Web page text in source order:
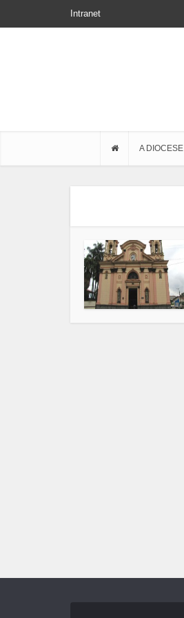
Intranet
A DIOCESE